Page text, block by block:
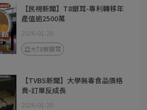
【民視新聞】T8銀耳-專利轉移年
產值逾2500萬
2026-01-20
亞大T8鮮銀耳
【TVBS新聞】大學無毒食品價格
貴-訂單反成長
2026-01-20